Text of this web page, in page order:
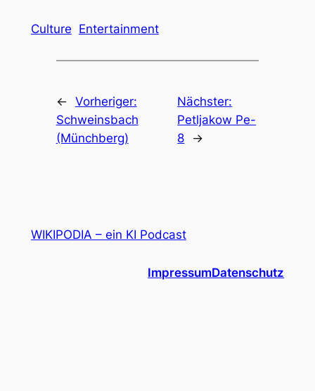
Culture Entertainment
← Vorheriger:
Schweinsbach
(Münchberg)
Nächster:
Petljakow Pe-
8
→
WIKIPODIA – ein KI Podcast
ImpressumDatenschutz